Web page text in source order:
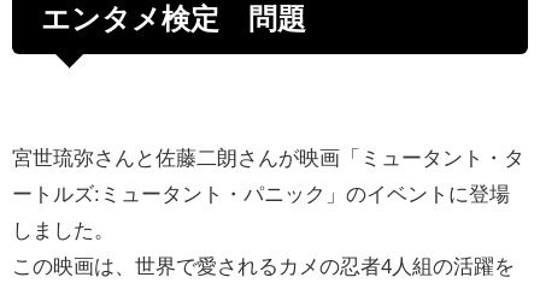
エンタメ検定 問題
宮世琉弥さんと佐藤二朗さんが映画「ミュータント・タ
ートルズ:ミュータント・パニック」のイベントに登場
しました。
この映画は、世界で愛されるカメの忍者4人組の活躍を